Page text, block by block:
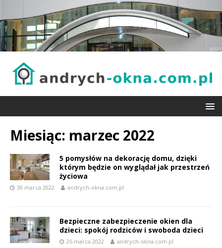
Miesiąc: marzec 2022
5 pomysłów na dekorację domu, dzięki
którym będzie on wyglądał jak przestrzeń
życiowa
30 marca 2022 andrych-okna.com.pl
Bezpieczne zabezpieczenie okien dla
dzieci: spokój rodziców i swoboda dzieci
26 marca 2022 andrych-okna.com.pl